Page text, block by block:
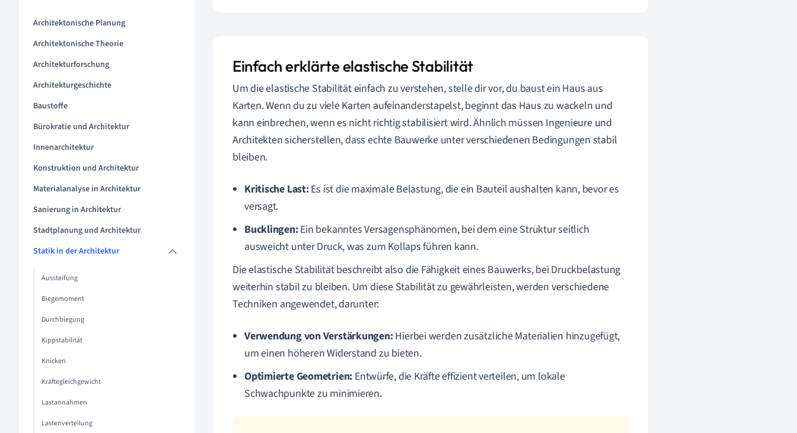
Architektonische Planung
Architektonische Theorie
Architekturforschung
Architekturgeschichte
Baustoffe
Bürokratie und Architektur
Innenarchitektur
Konstruktion und Architektur
Materialanalyse in Architektur
Sanierung in Architektur
Stadtplanung und Architektur
Statik in der Architektur
Aussteifung
Biegemoment
Durchbiegung
Kippstabilität
Knicken
Kräftegleichgewicht
Lastannahmen
Lastenverteilung
Einfach erklärte elastische Stabilität
Um die elastische Stabilität einfach zu verstehen, stelle dir vor, du baust ein Haus aus
Karten. Wenn du zu viele Karten aufeinanderstapelst, beginnt das Haus zu wackeln und
kann einbrechen, wenn es nicht richtig stabilisiert wird. Ähnlich müssen Ingenieure und
Architekten sicherstellen, dass echte Bauwerke unter verschiedenen Bedingungen stabil
bleiben.
Kritische Last:Es ist die maximale Belastung, die ein Bauteil aushalten kann, bevor es
versagt.
Bucklingen:Ein bekanntes Versagensphänomen, bei dem eine Struktur seitlich
ausweicht unter Druck, was zum Kollaps führen kann.
Die elastische Stabilität beschreibt also die Fähigkeit eines Bauwerks, bei Druckbelastung
weiterhin stabil zu bleiben. Um diese Stabilität zu gewährleisten, werden verschiedene
Techniken angewendet, darunter:
Verwendung von Verstärkungen:Hierbei werden zusätzliche Materialien hinzugefügt,
um einen höheren Widerstand zu bieten.
Optimierte Geometrien: Entwürfe, die Kräfte effizient verteilen, um lokale
Schwachpunkte zu minimieren.